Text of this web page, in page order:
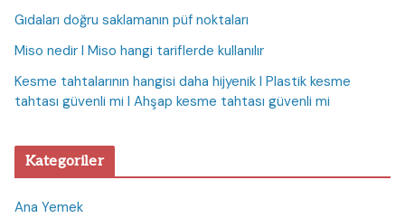
Gıdaları doğru saklamanın püf noktaları
Miso nedir I Miso hangi tariflerde kullanılır
Kesme tahtalarının hangisi daha hijyenik I Plastik kesme
tahtası güvenli mi I Ahşap kesme tahtası güvenli mi
Kategoriler
Ana Yemek